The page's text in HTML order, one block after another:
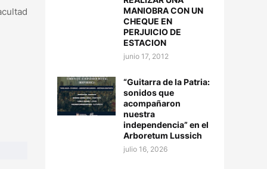
MANIOBRA CON UN
CHEQUE EN
PERJUICIO DE
ESTACION
junio 17, 2012
“Guitarra de la Patria:
sonidos que
acompañaron
nuestra
independencia” en el
Arboretum Lussich
julio 16, 2026